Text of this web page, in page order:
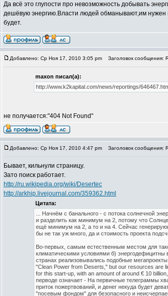
Да всё это глупости про невозможность добывать
дешёвую энергию.Власти людей обманывают,им нужен
будет.
Добавлено: Ср Ноя 17, 2010 3:05 pm Заголовок сообщения:
maxon писал(а):
http://www.k2kapital.com/news/reportings/
не получается:"404 Not Found"
Добавлено: Ср Ноя 17, 2010 4:47 pm Заголовок сообщения:
Бывает, кильнули страницу.
Зато поиск работает.
http://ru.wikipedia.org/wiki/Desertec
http://arkhip.livejournal.com/359362.html
Цитата:
... Начнём с банального - с потока солнечной
и разделить как минимум на 2, потому что
ещё минимум на 2, а то и на 4. Сейчас
бы не так уж много, да и стоимость проекта
Во-первых, самым естественным местом для
климатическими условиями б) энергодефицитны
странах реализовывались подобные
"Clean Power from Deserts," but our resources are
for this start-up, with an amount of around € 10
перводе означает - На первичные телеграммы
приток пожертвований, и денег некуда будет
"посевым фондом" для безопасного и